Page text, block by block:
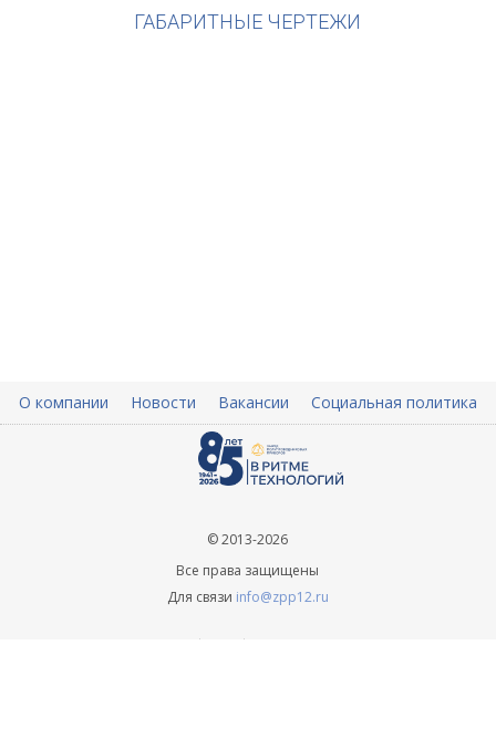
ГАБАРИТНЫЕ ЧЕРТЕЖИ
О компании Новости Вакансии Социальная политика
© 2013-2026
Все права защищены
Для связи info@zpp12.ru